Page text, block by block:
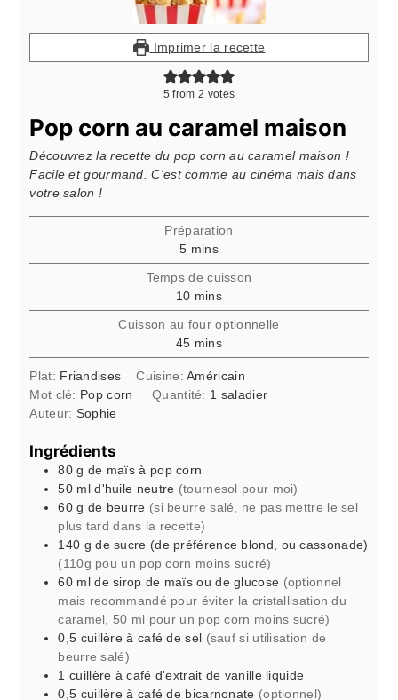
Imprimer la recette
5 from 2 votes
Pop corn au caramel maison
Découvrez la recette du pop corn au caramel maison !
Facile et gourmand. C'est comme au cinéma mais dans
votre salon !
Préparation
5minutes
mins
Temps de cuisson
10minutes
mins
Cuisson au four optionnelle
45minutes
mins
Plat: Friandises Cuisine:Américain
Mot clé: Pop corn Quantité: 1 saladier
Auteur: Sophie
Ingrédients
80 g de maïs à pop corn
50 ml d'huile neutre (tournesol pour moi)
60 g de beurre (si beurre salé, ne pas mettre le sel
plus tard dans la recette)
140 g de sucre (de préférence blond, ou cassonade)
(110g pou un pop corn moins sucré)
60 ml de sirop de maïs ou de glucose (optionnel
mais recommandé pour éviter la cristallisation du
caramel, 50 ml pour un pop corn moins sucré)
0,5 cuillère à café de sel (sauf si utilisation de
beurre salé)
1 cuillère à café d'extrait de vanille liquide
0,5 cuillère à café de bicarnonate (optionnel)